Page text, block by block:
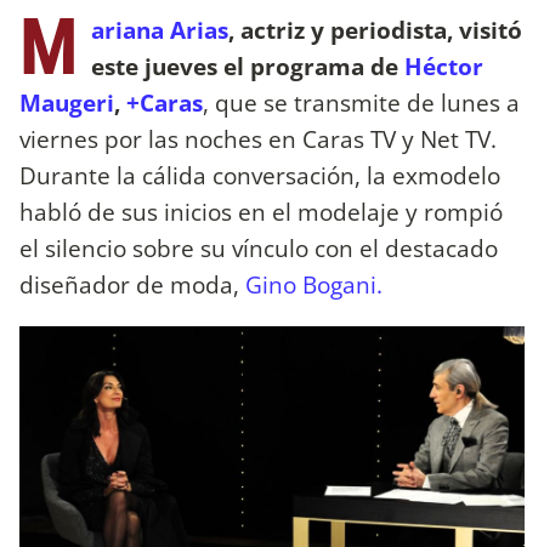
M ariana Arias, actriz y periodista, visitó
este jueves el programa de Héctor
Maugeri,+Caras, que se transmite de lunes a
viernes por las noches en Caras TV y Net TV.
Durante la cálida conversación, la exmodelo
habló de sus inicios en el modelaje y rompió
el silencio sobre su vínculo con el destacado
diseñador de moda, Gino Bogani.